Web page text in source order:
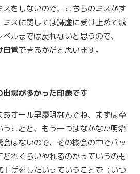
をしないので、こちらのミスがす
スに関しては謙虚に受け止めて減
ルまでは戻れないと思うので、
覚できるかだと思います。
場が多かった印象です
オール早慶明なんでね、まずは卒
ことと、もう一つはなかなか明治
はないので、その機会の中でバッ
れくらいやれるのかっていうのも
げをしたいっていうことで（いつ